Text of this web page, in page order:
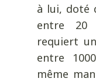
à lui, doté
entre 20
requiert
entre
même